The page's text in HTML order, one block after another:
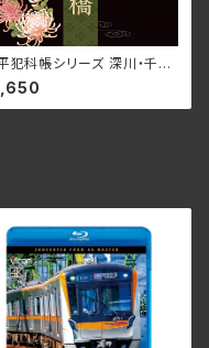
犯科帳シリーズ 深川・千鳥
橋 DLBK-202(仕様:CD)